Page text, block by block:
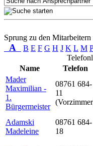
Sprung zu den
A B E F G H J K L M
Name
Telefon
Mader
Maximilian -
1.
Bürgermeister
08761 684-
11
Adamski
Madeleine
08761 684-
18